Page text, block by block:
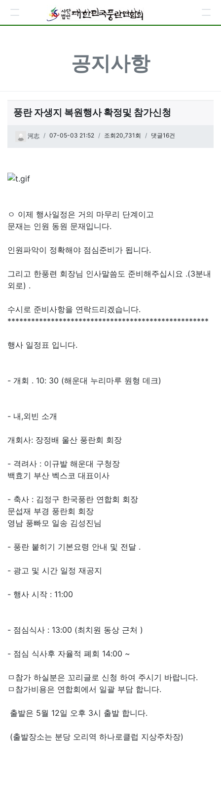
공지사항
풍란 자생지 복원행사 확정및 참가신청
페이지 정보
河志 작성일
07-05-03 21:52 조회20,731회 댓글16건
본문
ㅇ 이제 행사일정은 거의 마무리 단계이고
문재는 인원 동원 문재입니다.
인원파악이 정확해야 점심준비가 됩니다.
그리고 한풍련 회장님 인사말씀도 준비해주십시요 .(3분내
외로) .
수시로 준비사항을 연락드리겠습니다.
***************************************************
행사 일정표 입니다.
- 개회 . 10: 30 (해운대 누리마루 원형 데크)
- 내,외빈 소개
개회사: 장정배 울산 풍란회 회장
- 격려사 : 이규발 해운대 구청장
백효기 부산 벡스코 대표이사
- 축사 : 김정구 한국풍란 연합회 회장
문섭재 부경 풍란회 회장
영남 풍빠모 일송 김성진님
- 풍란 붙히기 기본요령 안내 및 전달 .
- 광고 및 시간 일정 재공지
- 행사 시작 : 11:00
- 점심식사 : 13:00 (최치원 동상 근처 )
- 점심 식사후 자율적 폐회 14:00 ~
ㅁ참가 하실분은 꼬리글로 신청 하여 주시기 바랍니다.
ㅁ참가비용은 연합회에서 일괄 부담 합니다.
출발은 5월 12일 오후 3시 출발 합니다.
(출발장소는 분당 오리역 하나로클럽 지상주차장)